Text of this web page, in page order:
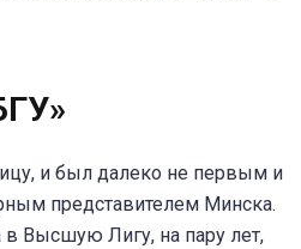
и был далеко не первым и
представителем Минска.
Высшую Лигу, на пару лет,